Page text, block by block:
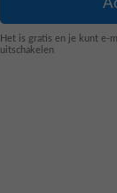
Het is gratis en je kunt e-
uitschakelen